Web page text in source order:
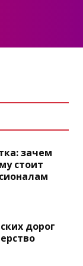
зачем
стоит
дорог